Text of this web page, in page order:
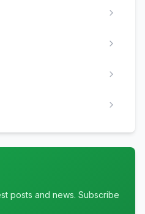
posts and news. Subscribe